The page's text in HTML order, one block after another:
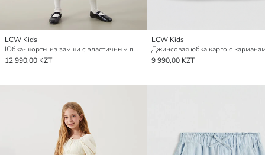
LCW Kids
Юбка-шорты из замши с эластичным поясом для девочек
12 990,00 KZT
LCW Kids
9 990,00 KZT